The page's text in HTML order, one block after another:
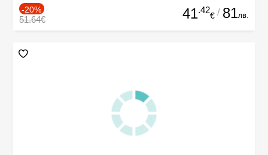
-20%
51.64€ 41.42
€ / 81лв.